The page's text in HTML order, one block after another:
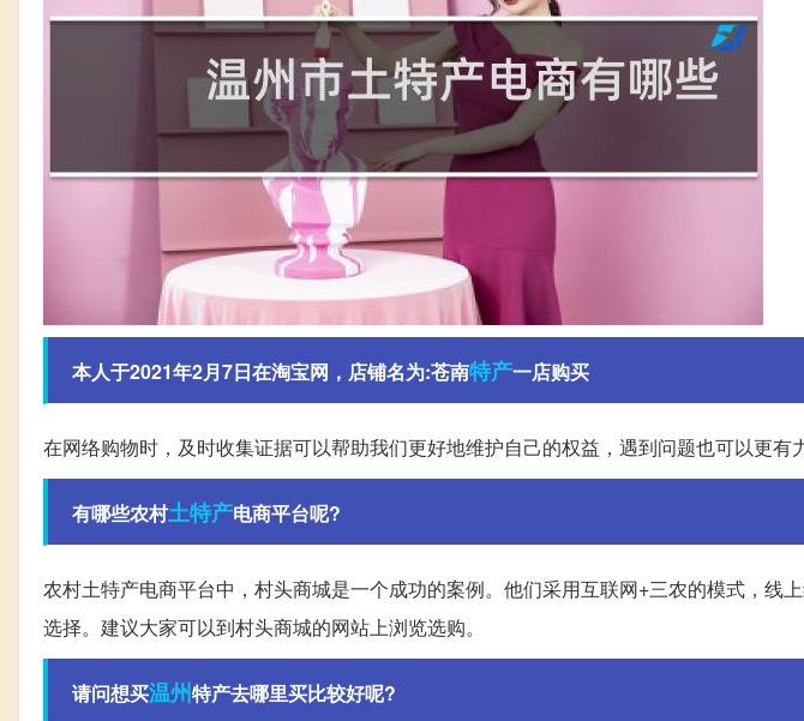
本人于2021年2月7日在淘宝网，店铺名为:苍南特产一店购买
在网络购物时，及时收集证据可以帮助我们更好地维护自己的权益，遇到问题也可以更有
有哪些农村土特产电商平台呢?
农村土特产电商平台中，村头商城是一个成功的案例。他们采用互联网+三农的模式，线
选择。建议大家可以到村头商城的网站上浏览选购。
请问想买温州特产去哪里买比较好呢?